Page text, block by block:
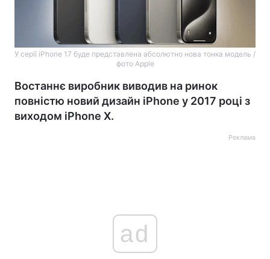
У серії iPhone 17 буде представлена абсолютно нова тонка модель /
фото Apple
Востаннє виробник виводив на ринок
повністю новий дизайн iPhone у 2017 році з
виходом iPhone X.
Реклама
ad